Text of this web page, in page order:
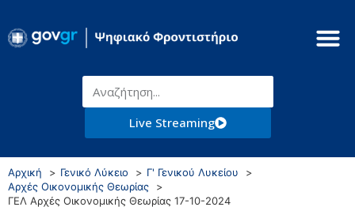
Live Streaming
Αρχική Γενικό Λύκειο
Γ' Γενικού Λυκείου
Αρχές Οικονομικής Θεωρίας
ΓΕΛ Αρχές Οικονομικής Θεωρίας 17-10-2024